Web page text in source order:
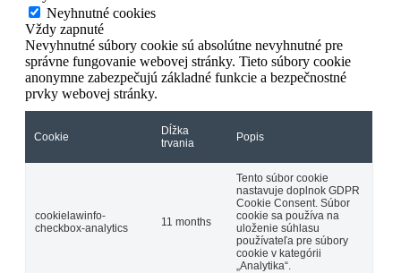
Neyhnutné cookies
Vždy zapnuté
Nevyhnutné súbory cookie sú absolútne nevyhnutné pre
správne fungovanie webovej stránky. Tieto súbory cookie
anonymne zabezpečujú základné funkcie a bezpečnostné
prvky webovej stránky.
Cookie
Dĺžka
trvania
Popis
cookielawinfo-
checkbox-analytics
11 months
Tento súbor cookie
nastavuje doplnok GDPR
Cookie Consent. Súbor
cookie sa používa na
uloženie súhlasu
používateľa pre súbory
cookie v kategórii
„Analytika“.